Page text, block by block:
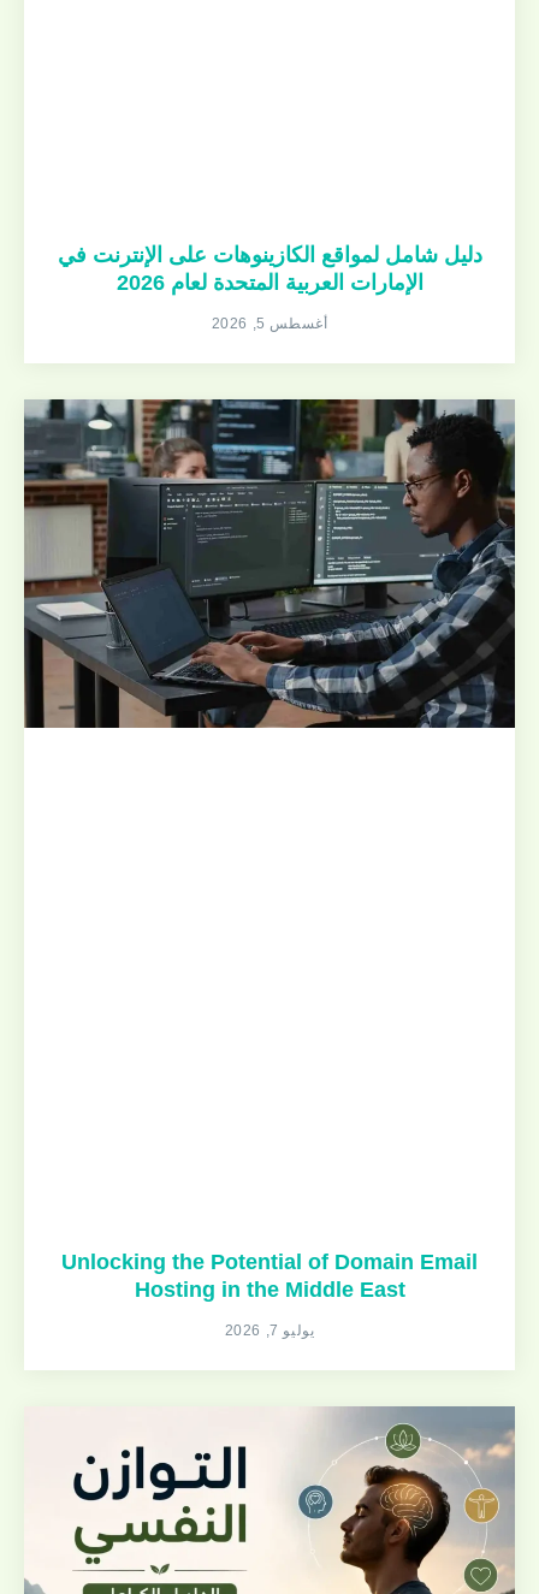
دليل شامل لمواقع الكازينوهات على الإنترنت في
الإمارات العربية المتحدة لعام 2026
أغسطس 5, 2026
Unlocking the Potential of Domain Email
Hosting in the Middle East
يوليو 7, 2026